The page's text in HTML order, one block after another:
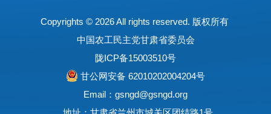
Copyrights © 2026 All rights reserved. 版权所有
中国农工民主党甘肃省委员会
陇ICP备15003510号
甘公网安备 62010202004204号
Email：gsngd@gsngd.org